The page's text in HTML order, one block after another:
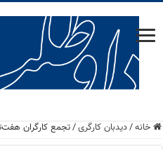
خانه/دید‌بان کارگری/تجمع کارگران